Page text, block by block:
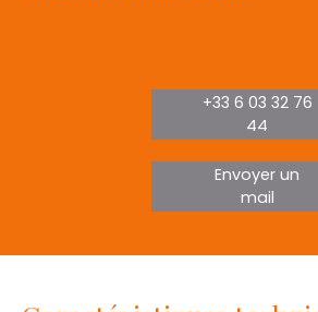
+33 6 03 32 76
44
Envoyer un
mail